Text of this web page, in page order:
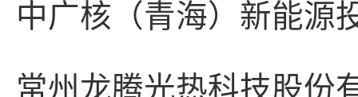
中广核（青海）新
常州龙腾光热科技股份